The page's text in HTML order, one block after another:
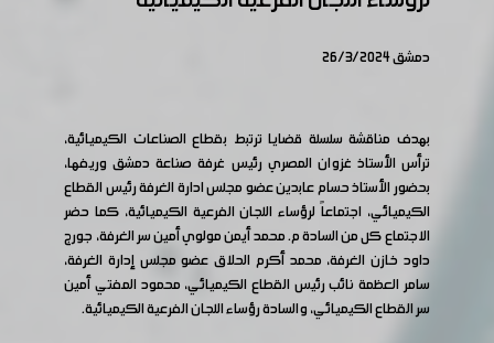
دمشق 26/3/2024
بهدف مناقشة سلسلة قضايا ترتبط بقطاع الصناعات الكيميائية،
ترأس الأستاذ غزوان المصري رئيس غرفة صناعة دمشق وريفها،
بحضور الأستاذ حسام عابدين عضو مجلس ادارة الغرفة رئيس القطاع
الكيميائي، اجتماعاً لرؤساء اللجان الفرعية الكيميائية، كما حضر
الاجتماع كل من السادة م. محمد أيمن مولوي أمين سر الغرفة، جورج
داود خازن الغرفة، محمد أكرم الحلاق عضو مجلس إدارة الغرفة،
سامر العظمة نائب رئيس القطاع الكيميائي، محمود المفتي أمين
سر القطاع الكيميائي، والسادة رؤساء اللجان الفرعية الكيميائية.